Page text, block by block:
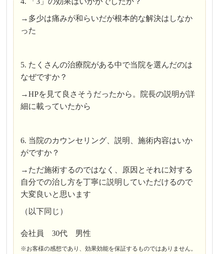
→多少は痛みが和らいだが根本的な解決はしなか
った
5. たくさんの治療院がある中で当院を選んだのは
なぜですか？
→HPを見て良さそうだったから。院長の説明が詳
細に載っていたから
6. 当院のカウンセリング、説明、施術内容はいか
がですか？
→ただ施術するのではなく、原因とそれに対する
自分での治し方を丁寧に説明していただけるので
大変良いと思います
（以下同じ）
会社員 30代 男性
※お客様の感想であり、効果効能を保証するものではありません。